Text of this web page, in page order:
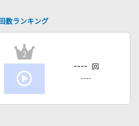
数ランキング
2
---- 回
----